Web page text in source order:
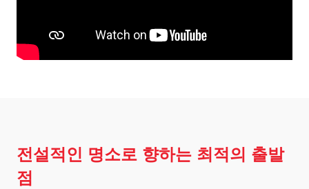
전설적인 명소로 향하는 최적의 출발
점